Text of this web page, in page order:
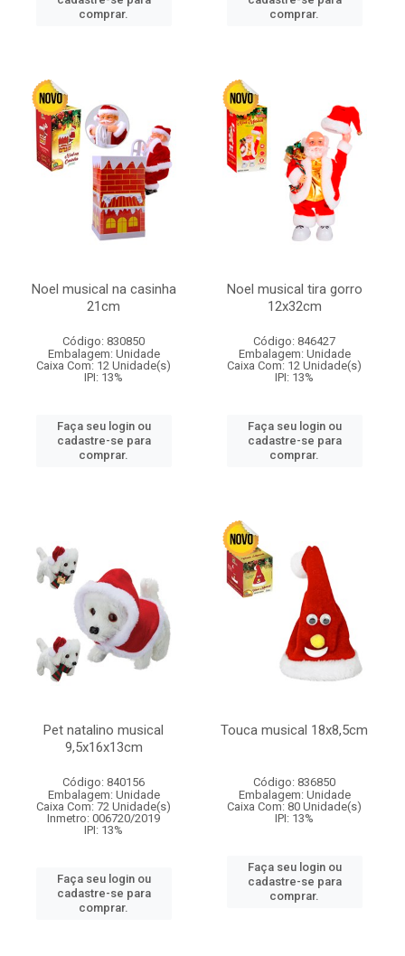
comprar.
comprar.
Noel musical na casinha
21cm
Código: 830850
Embalagem: Unidade
Caixa Com: 12 Unidade(s)
IPI: 13%
Faça seu login ou
cadastre-se para
comprar.
Noel musical tira gorro
12x32cm
Código: 846427
Embalagem: Unidade
Caixa Com: 12 Unidade(s)
IPI: 13%
Faça seu login ou
cadastre-se para
comprar.
Pet natalino musical
9,5x16x13cm
Código: 840156
Embalagem: Unidade
Caixa Com: 72 Unidade(s)
Inmetro: 006720/2019
IPI: 13%
Faça seu login ou
cadastre-se para
comprar.
Touca musical 18x8,5cm
Código: 836850
Embalagem: Unidade
Caixa Com: 80 Unidade(s)
IPI: 13%
Faça seu login ou
cadastre-se para
comprar.